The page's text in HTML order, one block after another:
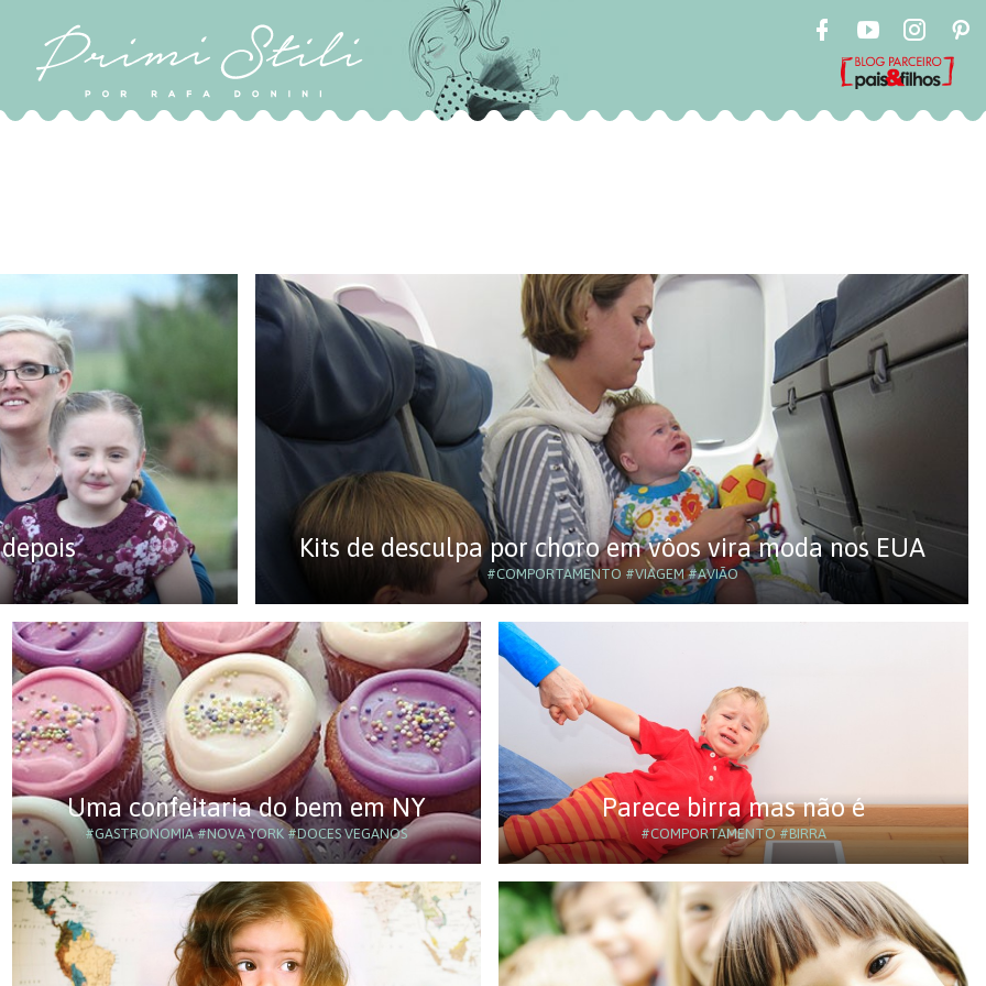
Kits de desculpa por choro em vôos vira moda nos EUA
#COMPORTAMENTO #VIAGEM#AVIÃO
Uma confeitaria do bem em NY
#GASTRONOMIA#NOVA YORK #DOCES VEGANOS
Parece birra mas não é
#COMPORTAMENTO #BIRRA